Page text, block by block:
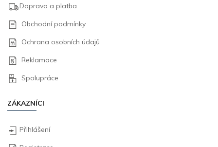
Doprava a platba
Obchodní podmínky
Ochrana osobních údajů
Reklamace
Spolupráce
ZÁKAZNÍCI
Přihlášení